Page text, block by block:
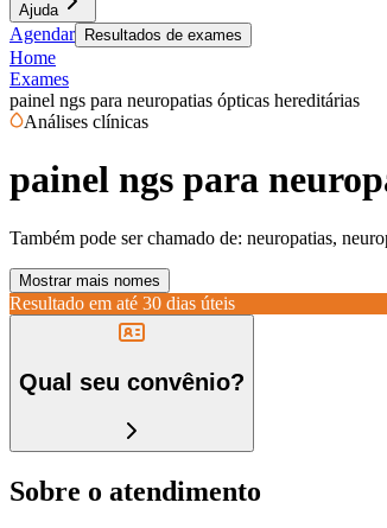
Ajuda
Agendar Resultados de exames
Home
Exames
painel ngs para neuropatias ópticas hereditárias
Análises clínicas
painel ngs para
Também pode ser chamado de: neuropatias,
Mostrar mais nomes
Resultado em até 30 dias úteis
Qual seu convênio?
Sobre o atendimento